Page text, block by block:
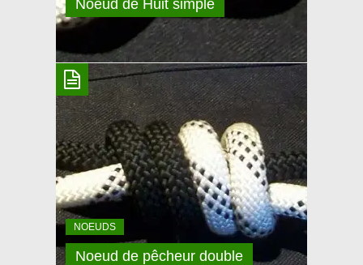
Noeud de Huit simple
NOEUD DE HUIT SIMPLE
Le noeud de Huit simple n’est pas très utile en soi,
mais est une base à connaitre pour débuter
l’apprentissage de la grande famille des noeuds de
Huit! Trouvez votre méthode pour aller le plus vite
possible sans se tromper. Faites en sorte que cela
soit un réflexe quand vous le confectionnez. Il peut
être
NOEUDS
Noeud de pêcheur double